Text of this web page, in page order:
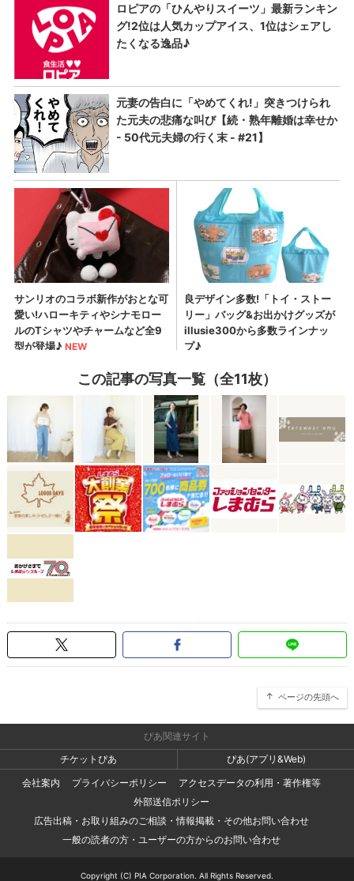
この記事の写真一覧（全11枚）
ページの先頭へ
ぴあ関連サイト
チケットぴあ
ぴあ(アプリ&Web)
会社案内
プライバシーポリシー
アクセスデータの利用・著作権等
外部送信ポリシー
広告出稿・お取り組みのご相談・情報掲載・その他お問い合わせ
一般の読者の方・ユーザーの方からのお問い合わせ
Copyright (C) PIA Corporation. All Rights Reserved.